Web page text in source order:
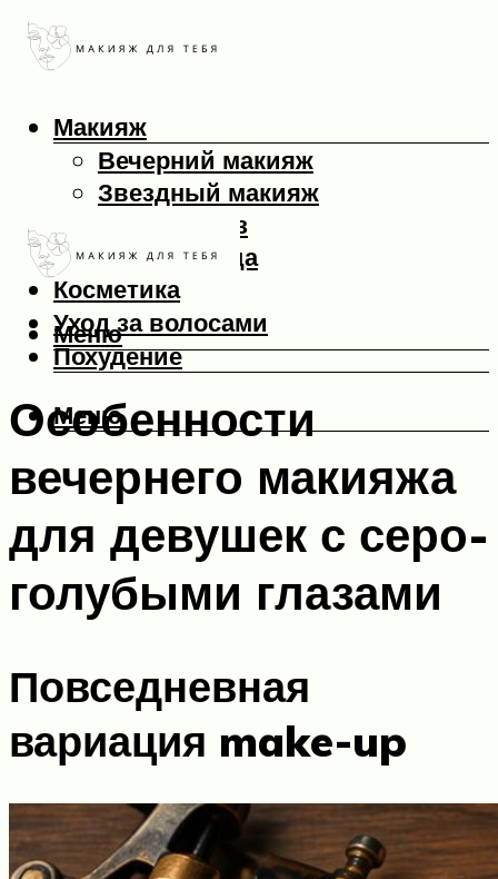
Макияж
Вечерний макияж
Звездный макияж
Макияж глаз
Макияж лица
Косметика
Уход за волосами
Похудение
Меню
Меню
Особенности
вечернего макияжа
для девушек с серо-
голубыми глазами
Повседневная
вариация make-up